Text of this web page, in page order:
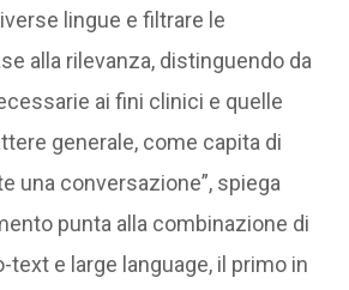
lingue e filtrare le
alla rilevanza, distinguendo da
ai fini clinici e quelle
generale, come capita di
una conversazione”, spiega
punta alla combinazione di
e large language, il primo in